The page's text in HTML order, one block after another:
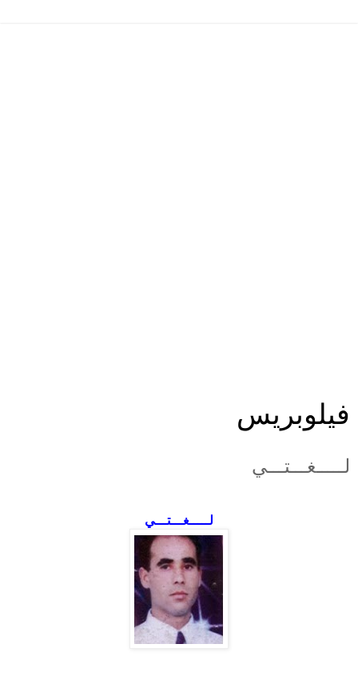
فيلوبريس
لـــــغـــتـــي
لـــــغـــتـــي